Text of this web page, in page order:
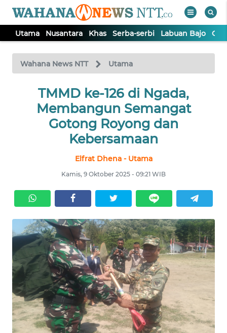
Utama Nusantara Khas Serba-serbi Labuan Bajo
Wahana News NTT Utama
TMMD ke-126 di Ngada,
Membangun Semangat
Gotong Royong dan
Kebersamaan
Elfrat Dhena - Utama
Kamis, 9 Oktober 2025 - 09:21 WIB
TV
Tutup
UTAMA
NUSANTARA
SERBI
LABUAN
BAJO
OPINI
Informasi
INDEKS
BERITA